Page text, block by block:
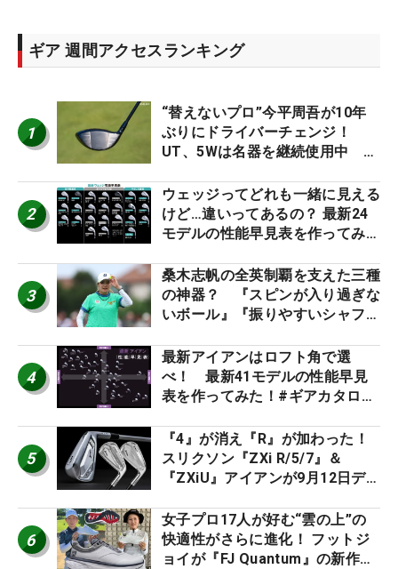
ギア 週間アクセスランキング
1
“替えないプロ”今平周吾が10年
ぶりにドライバーチェンジ！
UT、5Wは名器を継続使用中 #
2
ウェッジってどれも一緒に見える
けど…違いってあるの？ 最新24
モデルの性能早見表を作ってみ
3
桑木志帆の全英制覇を支えた三種
の神器？ 『スピンが入り過ぎな
いボール』『振りやすいシャフ
ー』 #女子プロセッティング
4
最新アイアンはロフト角で選
べ！ 最新41モデルの性能早見
表を作ってみた！#ギアカタログ
5
『4』が消え『R』が加わった！
スリクソン『ZXi R/5/7』＆
『ZXiU』アイアンが9月12日デ
6
女子プロ17人が好む“雲の上”の
快適性がさらに進化！ フットジ
ョイが『FJ Quantum』の新作を